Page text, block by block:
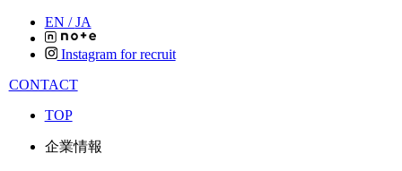
EN /JA
Instagram for recruit
CONTACT
TOP
企業情報